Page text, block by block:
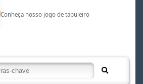
Conheça nosso jogo de tabuleiro